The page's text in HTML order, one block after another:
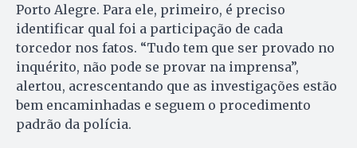
Porto Alegre. Para ele, primeiro, é preciso
identificar qual foi a participação de cada
torcedor nos fatos. “Tudo tem que ser provado no
inquérito, não pode se provar na imprensa”,
alertou, acrescentando que as investigações estão
bem encaminhadas e seguem o procedimento
padrão da polícia.